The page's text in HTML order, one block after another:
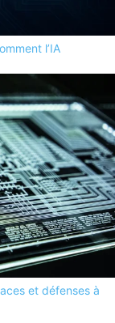
l’IA
et défenses à